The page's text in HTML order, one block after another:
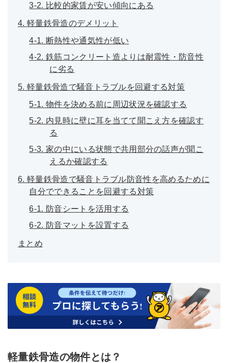
3-2. 比較的家賃が安い傾向にある
4. 軽量鉄骨造のデメリット
4-1. 断熱性や通気性が低い
4-2. 鉄筋コンクリート造よりは耐震性・防音性
に劣る
5. 軽量鉄骨造で騒音トラブルを回避する対策
5-1. 物件を決める前に周辺状況を確認する
5-2. 内見時に壁に耳を当てて聞こえ方を確認す
る
5-3. 家の中にいる状態で共用部分の話声が聞こ
えるか確認する
6. 軽量鉄骨造で騒音トラブル防音性を高めるために
自分でできることを回避する対策
6-1. 防音シートを活用する
6-2. 防音マットを設置する
まとめ
軽量鉄骨造の物件とは？